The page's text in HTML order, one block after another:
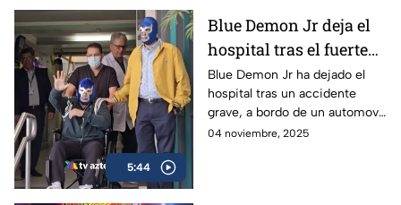
5:44
Blue Demon Jr deja el
hospital tras el fuerte
accidente
automovilístico
Blue Demon Jr ha dejado el
hospital tras un accidente
grave, a bordo de un automovil
sufrido el 28 de octubre en la
04 noviembre, 2025